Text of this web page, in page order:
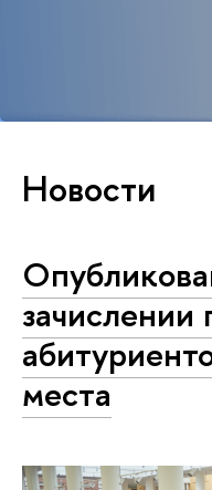
Новости
зачислении
места